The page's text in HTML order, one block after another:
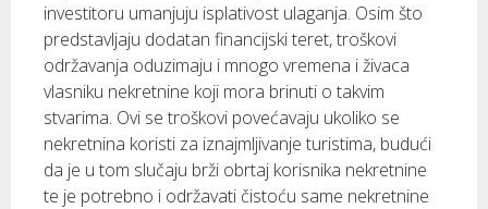
investitoru umanjuju isplativost ulaganja. Osim što
predstavljaju dodatan financijski teret, troškovi
održavanja oduzimaju i mnogo vremena i živaca
vlasniku nekretnine koji mora brinuti o takvim
stvarima. Ovi se troškovi povećavaju ukoliko se
nekretnina koristi za iznajmljivanje turistima, budući
da je u tom slučaju brži obrtaj korisnika nekretnine
te je potrebno i održavati čistoću same nekretnine